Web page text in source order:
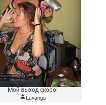
Мой выход скоро!
 Lavanga